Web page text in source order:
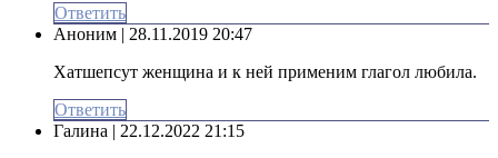
Ответить
Аноним | 28.11.2019 20:47
Хатшепсут женщина и к ней применим глагол любила.
Ответить
Галина | 22.12.2022 21:15